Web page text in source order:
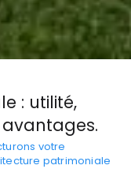
: utilité,
votre
patrimoniale